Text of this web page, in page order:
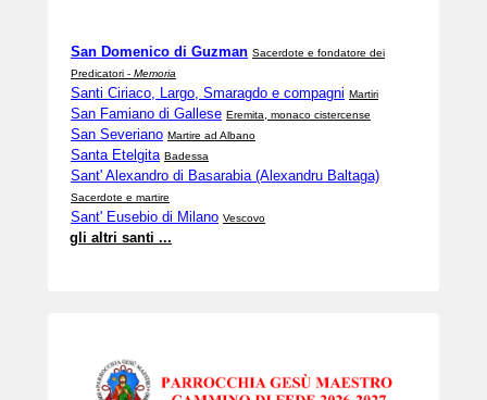
San Domenico di Guzman Sacerdote e fondatore dei
Predicatori - Memoria
Santi Ciriaco, Largo, Smaragdo e compagni Martiri
San Famiano di Gallese Eremita, monaco cistercense
San Severiano Martire ad Albano
Santa Etelgita Badessa
Sant' Alexandro di Basarabia (Alexandru Baltaga)
Sacerdote e martire
Sant' Eusebio di Milano Vescovo
gli altri santi ...